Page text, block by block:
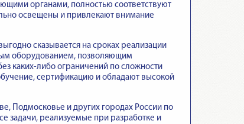
органами, полностью соответствуют
освещены и привлекают внимание
сказывается на сроках реализации
оборудованием, позволяющим
каких-либо ограничений по сложности
сертификацию и обладают высокой
Подмосковье и других городах России по
задачи, реализуемые при разработке и